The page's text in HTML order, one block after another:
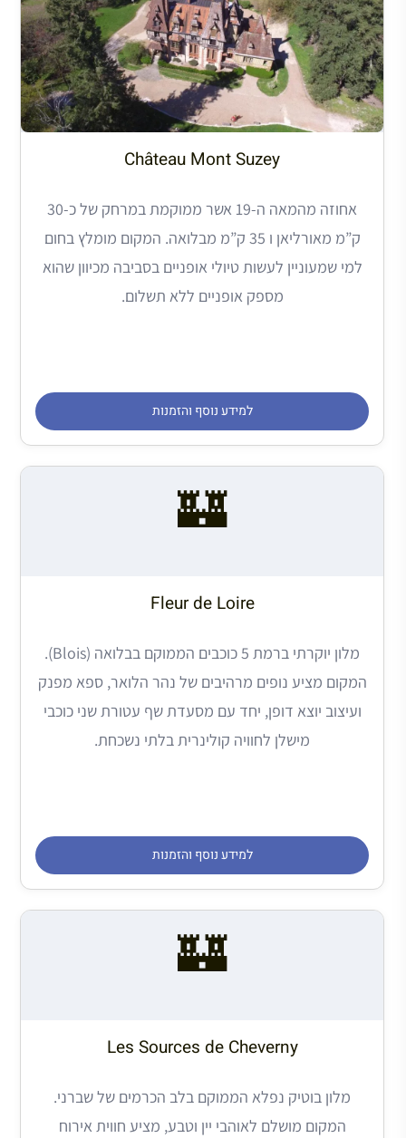
Château Mont Suzey
אחוזה מהמאה ה-19 אשר ממוקמת במרחק של כ-30
ק”מ מאורליאן ו 35 ק”מ מבלואה. המקום מומלץ בחום
למי שמעוניין לעשות טיולי אופניים בסביבה מכיוון שהוא
מספק אופניים ללא תשלום.
למידע נוסף והזמנות
🏰
Fleur de Loire
מלון יוקרתי ברמת 5 כוכבים הממוקם בבלואה (Blois).
המקום מציע נופים מרהיבים של נהר הלואר, ספא מפנק
ועיצוב יוצא דופן, יחד עם מסעדת שף עטורת שני כוכבי
מישלן לחוויה קולינרית בלתי נשכחת.
למידע נוסף והזמנות
🏰
Les Sources de Cheverny
מלון בוטיק נפלא הממוקם בלב הכרמים של שברני.
המקום מושלם לאוהבי יין וטבע, מציע חווית אירוח